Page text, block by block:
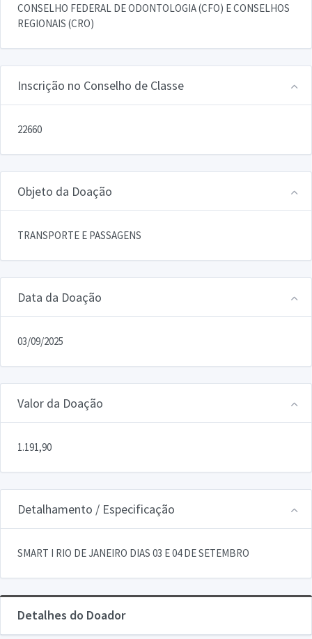
CONSELHO FEDERAL DE ODONTOLOGIA (CFO) E CONSELHOS
REGIONAIS (CRO)
Inscrição no Conselho de Classe
22660
Objeto da Doação
TRANSPORTE E PASSAGENS
Data da Doação
03/09/2025
Valor da Doação
1.191,90
Detalhamento / Especificação
SMART I RIO DE JANEIRO DIAS 03 E 04 DE SETEMBRO
Detalhes do Doador